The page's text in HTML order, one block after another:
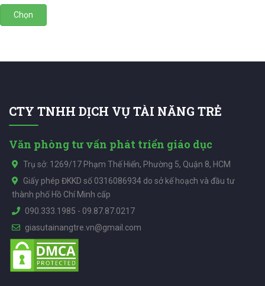
Chọn
CTY TNHH DỊCH VỤ TÀI NĂNG TRẺ
Văn phòng tư vấn phát triển giáo dục
Trụ sở: 1269/17 Phạm Thế Hiển, Phường 5, Quận 8, HCM
Giấy phép ĐKKD số 0316086934 do sở kế hoạch và đầu tư
thành phố Hồ Chí Minh cấp
090.333.1985 - 09.87.87.0217
giasutainangtre.vn@gmail.com